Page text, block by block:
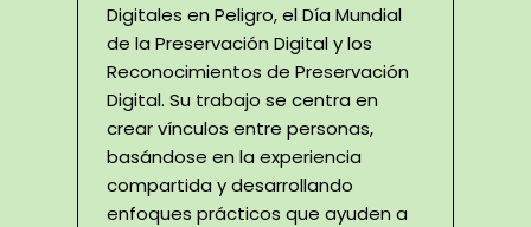
Digitales en Peligro, el Día Mundial
de la Preservación Digital y los
Reconocimientos de Preservación
Digital. Su trabajo se centra en
crear vínculos entre personas,
basándose en la experiencia
compartida y desarrollando
enfoques prácticos que ayuden a